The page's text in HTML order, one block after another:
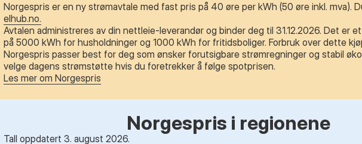
Norgespris er en ny strømavtale med fast pris på 40 øre per kWh (50 øre inkl. mva).
elhub.no.
Avtalen administreres av din nettleie-leverandør og binder deg til 31.12.2026. Det er
på 5000 kWh for husholdninger og 1000 kWh for fritidsboliger. Forbruk over dette
Norgespris passer best for deg som ønsker forutsigbare strømregninger og stabil
velge dagens strømstøtte hvis du foretrekker å følge spotprisen.
Les mer om Norgespris
Norgespris i regionene
Tall oppdatert 3. august 2026.